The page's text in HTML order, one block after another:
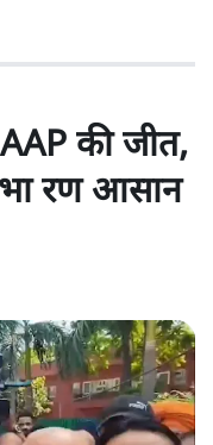
की जीत,
रण आसान